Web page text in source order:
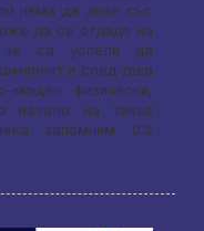
няма да знае със
да се отдаде на
че са успели да
и след това
мощен физически,
начало на такъв
запомним 0:2